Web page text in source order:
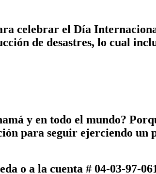
celebrar el Día
de desastres, lo cual
y en todo el mundo?
para seguir ejerciendo un
o a la cuenta # 04-03-97-